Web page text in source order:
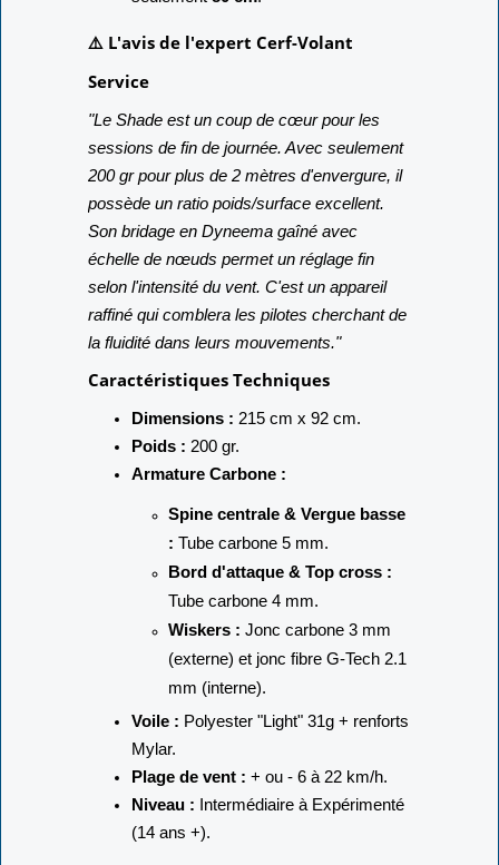
⚠️ L'avis de l'expert Cerf-Volant
Service
"Le Shade est un coup de cœur pour les
sessions de fin de journée. Avec seulement
200 gr pour plus de 2 mètres d'envergure, il
possède un ratio poids/surface excellent.
Son bridage en Dyneema gaîné avec
échelle de nœuds permet un réglage fin
selon l'intensité du vent. C'est un appareil
raffiné qui comblera les pilotes cherchant de
la fluidité dans leurs mouvements."
Caractéristiques Techniques
Dimensions : 215 cm x 92 cm.
Poids : 200 gr.
Armature Carbone :
Spine centrale & Vergue basse
: Tube carbone 5 mm.
Bord d'attaque & Top cross :
Tube carbone 4 mm.
Wiskers : Jonc carbone 3 mm
(externe) et jonc fibre G-Tech 2.1
mm (interne).
Voile : Polyester "Light" 31g + renforts
Mylar.
Plage de vent : + ou - 6 à 22 km/h.
Niveau : Intermédiaire à Expérimenté
(14 ans +).